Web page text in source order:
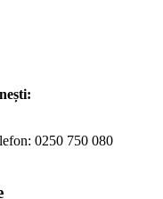
0250 750 080